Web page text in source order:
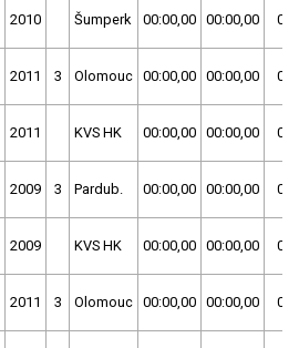
2010 Šumperk 00:00,00 00:00,00
2011 3 Olomouc 00:00,00 00:00,00
2011 KVS HK 00:00,00 00:00,00
2009 3 Pardub. 00:00,00 00:00,00
2009 KVS HK 00:00,00 00:00,00
2011 3 Olomouc 00:00,00 00:00,00